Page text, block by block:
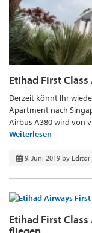
Etihad First
Derzeit könnt Ihr
Apartment nach
Airbus A380 wird von
Weiterlesen
9. Juni 2019 by Editor
Etihad First